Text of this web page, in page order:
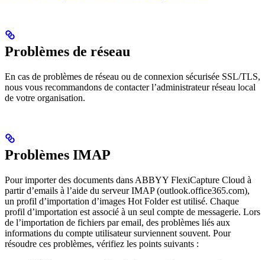
Problèmes de réseau
En cas de problèmes de réseau ou de connexion sécurisée SSL/TLS,
nous vous recommandons de contacter l’administrateur réseau local
de votre organisation.
Problèmes IMAP
Pour importer des documents dans ABBYY FlexiCapture Cloud à
partir d’emails à l’aide du serveur IMAP (outlook.office365.com),
un profil d’importation d’images Hot Folder est utilisé. Chaque
profil d’importation est associé à un seul compte de messagerie. Lors
de l’importation de fichiers par email, des problèmes liés aux
informations du compte utilisateur surviennent souvent. Pour
résoudre ces problèmes, vérifiez les points suivants :